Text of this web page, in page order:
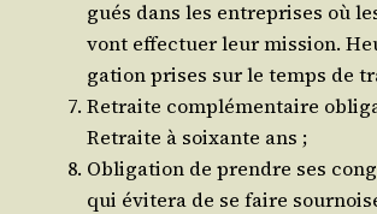
gués dans les entre­prises où
vont effec­tuer leur mis­sion.
ga­tion prises sur le temps de
Retraite com­plé­men­taire
Retraite à soixante ans ;
Obli­ga­tion de prendre ses
qui évi­te­ra de se faire